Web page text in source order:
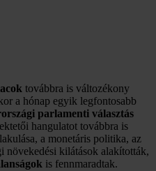
továbbra is változékony
a hónap egyik legfontosabb
parlamenti választás
hangulatot továbbra is
a monetáris politika, az
növekedési kilátások alakították,
is fennmaradtak.